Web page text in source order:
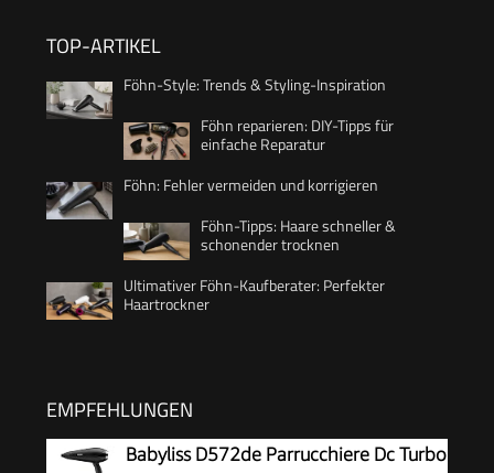
TOP-ARTIKEL
Föhn-Style: Trends & Styling-Inspiration
Föhn reparieren: DIY-Tipps für
einfache Reparatur
Föhn: Fehler vermeiden und korrigieren
Föhn-Tipps: Haare schneller &
schonender trocknen
Ultimativer Föhn-Kaufberater: Perfekter
Haartrockner
EMPFEHLUNGEN
Babyliss D572de Parrucchiere Dc Turbo